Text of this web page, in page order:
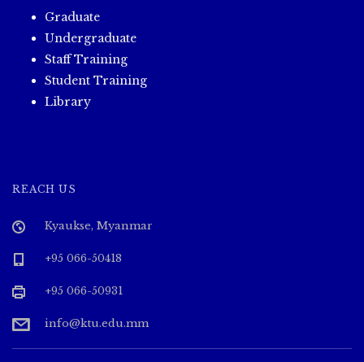
Graduate
Undergraduate
Staff Training
Student Training
Library
REACH US
Kyaukse, Myanmar
+95 066-50418
+95 066-50931
info@ktu.edu.mm